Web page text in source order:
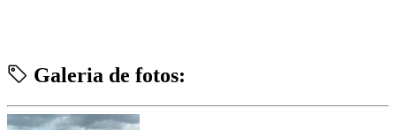
Galeria de fotos: